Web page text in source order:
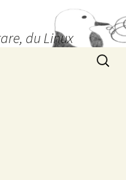
du Linux